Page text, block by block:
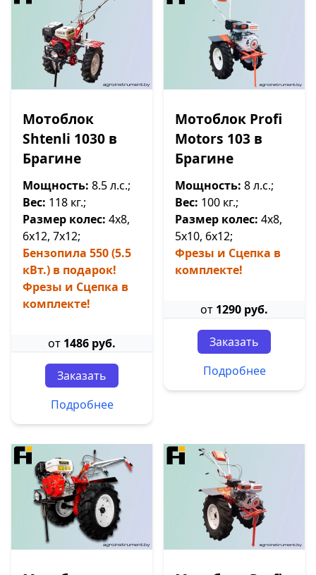
Мотоблок
Shtenli 1030 в
Брагине
Мощность: 8.5 л.с.;
Вес: 118 кг.;
Размер колес: 4х8,
6х12, 7х12;
Бензопила 550 (5.5
кВт.) в подарок!
Фрезы и Сцепка в
комплекте!
от 1486 руб.
Заказать
Подробнее
Мотоблок Profi
Motors 103 в
Брагине
Мощность: 8 л.с.;
Вес: 100 кг.;
Размер колес: 4х8,
5х10, 6х12;
Фрезы и Сцепка в
комплекте!
от 1290 руб.
Заказать
Подробнее